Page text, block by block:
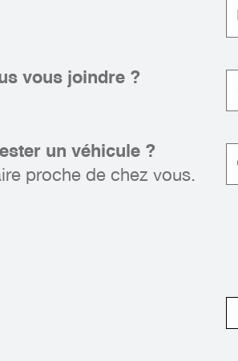
vous joindre ?
un véhicule ?
proche de chez vous.